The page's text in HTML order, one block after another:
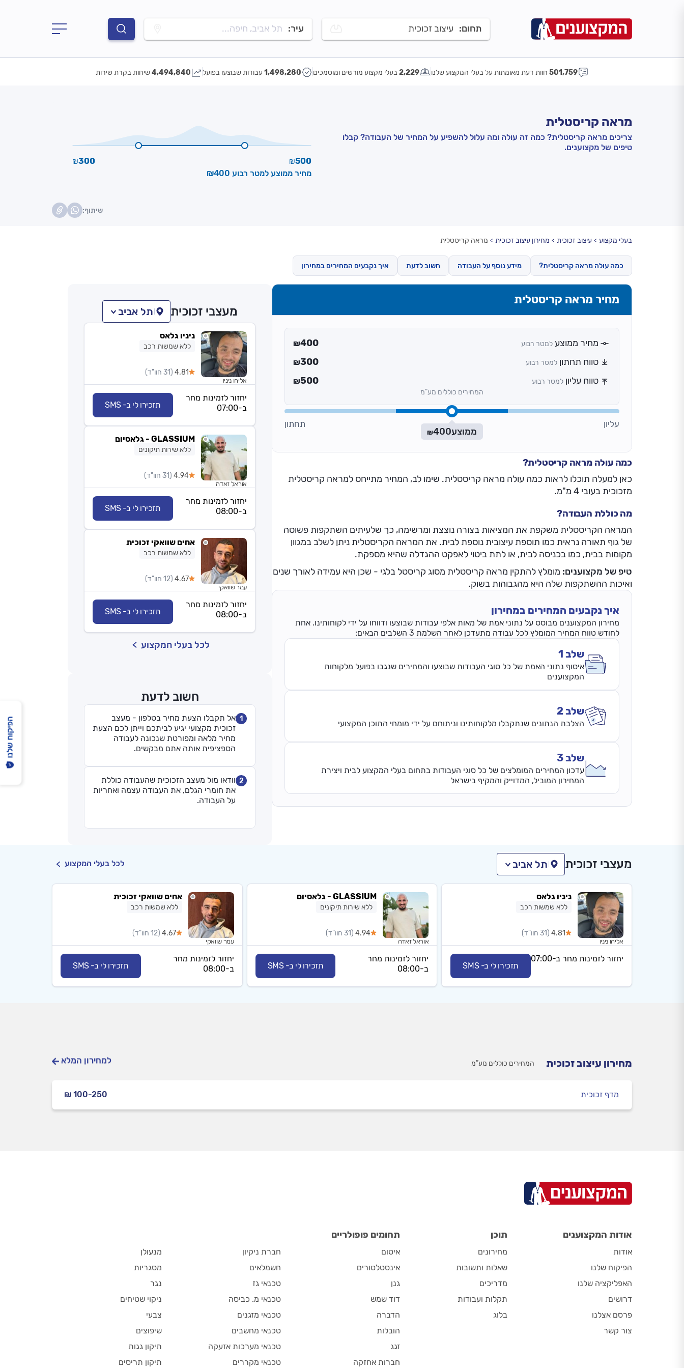
תחום: עיצוב זכוכית עיר: תל אביב, חיפה...
501,759 חוות דעת מאומתות על בעלי המקצוע שלנו 2,229 בעלי מקצוע מורשים ומוסמכים 1,498,280 עבודות שבוצעו בפועל 4,494,840 שיחות בקרת שירות
מראה קריסטלית
צריכים מראה קריסטלית? כמה זה עולה ומה עלול להשפיע על המחיר של העבודה? קבלו
טיפים של מקצוענים.
₪500
₪300
מחיר ממוצע למטר רבוע ₪400
שיתוף:
בעלי מקצוע עיצוב זכוכית מחירון עיצוב זכוכית מראה קריסטלית
כמה עולה מראה קריסטלית? מידע נוסף על העבודה חשוב לדעת איך נקבעים המחירים במחירון
מחיר מראה קריסטלית
מחיר ממוצע למטר רבוע ₪400
טווח תחתון למטר רבוע ₪300
טווח עליון למטר רבוע ₪500
המחירים כוללים מע”מ
עליון
ממוצע ₪400
תחתון
כמה עולה מראה קריסטלית?
כאן למעלה תוכלו לראות כמה עולה מראה קריסטלית. שימו לב, המחיר מתייחס למראה קריסטלית
מזכוכית בעובי 4 מ"מ.
מה כוללת העבודה?
המראה הקריסטלית משקפת את המציאות בצורה נוצצת ומרשימה, כך שלעיתים השתקפות פשוטה
של גוף תאורה נראית כמו תוספת עיצובית נוספת לבית. את המראה הקריסטלית ניתן לשלב במגוון
מקומות בבית, כמו בכניסה לבית, או לתת ביטוי לאפקט ההגדלה שהיא מספקת.
טיפ של מקצוענים: מומלץ להתקין מראה קריסטלית מסוג קריסטל בלגי - שכן היא עמידה לאורך שנים
ואיכות ההשתקפות שלה היא מהגבוהות בשוק.
איך נקבעים המחירים במחירון
מחירון המקצוענים מבוסס על נתוני אמת של מאות אלפי עבודות שבוצעו ודווחו על ידי לקוחותינו. אחת
לחודש טווח המחיר המומלץ לכל עבודה מתעדכן לאחר השלמת 3 השלבים הבאים:
שלב 1
איסוף נתוני האמת של כל סוגי העבודות שבוצעו והמחירים שנגבו בפועל מלקוחות
המקצוענים
שלב 2
הצלבת הנתונים שנתקבלו מלקוחותינו וניתוחם על ידי מומחי התוכן המקצועי
שלב 3
עדכון המחירים המומלצים של כל סוגי העבודות בתחום בעלי המקצוע לבית ויצירת
המחירון המוביל, המדוייק והמקיף בישראל
מעצבי זכוכית תל אביב
ניניו גלאס
ללא שמשות רכב
4.81 (31 חוו"ד)
אליהו ניניו
יחזור לזמינות מחר
ב-07:00
תזכירו לי ב- SMS
GLASSIUM - גלאסיום
ללא שירות תיקונים
4.94 (31 חוו"ד)
אוראל זאדה
יחזור לזמינות מחר
ב-08:00
תזכירו לי ב- SMS
אחים שוואקי זכוכית
ללא שמשות רכב
4.67 (12 חוו"ד)
עמר שוואקי
יחזור לזמינות מחר
ב-08:00
תזכירו לי ב- SMS
לכל בעלי המקצוע
חשוב לדעת
1 אל תקבלו הצעת מחיר בטלפון - מעצב
זכוכית מקצועי יגיע לביתכם וייתן לכם הצעת
מחיר מלאה ומפורטת שנכונה לעבודה
הספציפית אותה אתם מבקשים.
2 וודאו מול מעצב הזכוכית שהעבודה כוללת
את חומרי הגלם, את העבודה עצמה ואחריות
על העבודה.
מעצבי זכוכית תל אביב לכל בעלי המקצוע
ניניו גלאס
ללא שמשות רכב
4.81 (31 חוו"ד)
אליהו ניניו
יחזור לזמינות מחר ב-07:00
תזכירו לי ב- SMS
GLASSIUM - גלאסיום
ללא שירות תיקונים
4.94 (31 חוו"ד)
אוראל זאדה
יחזור לזמינות מחר
ב-08:00
תזכירו לי ב- SMS
אחים שוואקי זכוכית
ללא שמשות רכב
4.67 (12 חוו"ד)
עמר שוואקי
יחזור לזמינות מחר
ב-08:00
תזכירו לי ב- SMS
מחירון עיצוב זכוכית המחירים כוללים מע”מ למחירון המלא
₪ 100-250 מדף זכוכית
אודות המקצוענים
אודות
הפיקוח שלנו
האפליקציה שלנו
דרושים
פרסם אצלנו
צור קשר
תוכן
מחירונים
שאלות ותשובות
מדריכים
תקלות ועבודות
בלוג
תחומים פופולריים
איטום
אינסטלטורים
גנן
דוד שמש
הדברה
הובלות
זגג
חברות אחזקה
חברת ניקיון
חשמלאים
טכנאי גז
טכנאי מ. כביסה
טכנאי מזגנים
טכנאי מחשבים
טכנאי מערכות אזעקה
טכנאי מקררים
מנעולן
מסגריות
נגר
ניקוי שטיחים
צבעי
שיפוצים
תיקון גגות
תיקון תריסים
הפיקוח שלנו